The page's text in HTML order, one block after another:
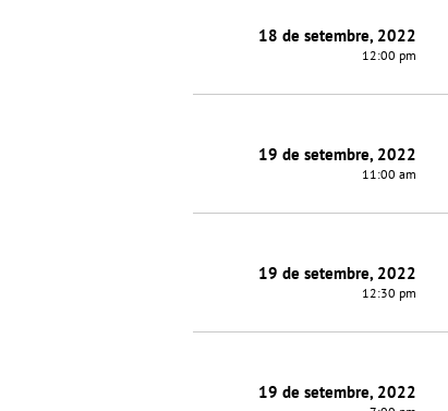
18 de setembre, 2022
12:00 pm
19 de setembre, 2022
11:00 am
19 de setembre, 2022
12:30 pm
19 de setembre, 2022